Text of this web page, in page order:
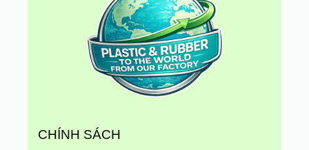
CHÍNH SÁCH